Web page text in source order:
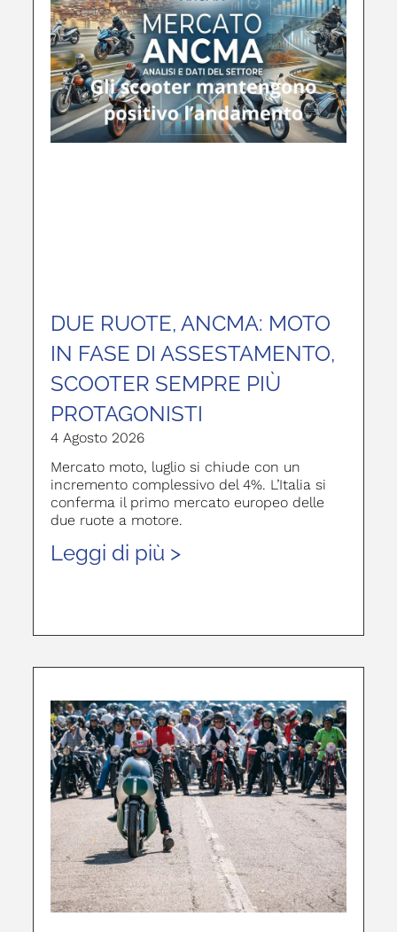
DUE RUOTE, ANCMA: MOTO
IN FASE DI ASSESTAMENTO,
SCOOTER SEMPRE PIÙ
PROTAGONISTI
4 Agosto 2026
Mercato moto, luglio si chiude con un
incremento complessivo del 4%. L’Italia si
conferma il primo mercato europeo delle
due ruote a motore.
Leggi di più >